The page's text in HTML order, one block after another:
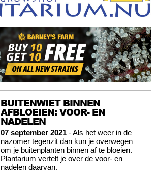
BUITENWIET BINNEN
AFBLOEIEN: VOOR- EN
NADELEN
07 september 2021 - Als het weer in de
nazomer tegenzit dan kun je overwegen
om je buitenplanten binnen af te bloeien.
Plantarium vertelt je over de voor- en
nadelen daarvan.